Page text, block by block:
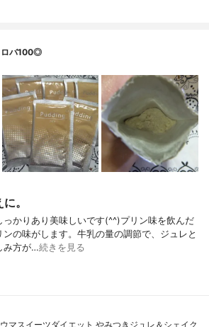
バ100◎
。
っかりあり美味しいです(^^)プリン味を飲んだ
の味がします。牛乳の量の調節で、ジュレと
み方が…続きを見る
マスイーツダイエット やみつきジュレ＆シェイク